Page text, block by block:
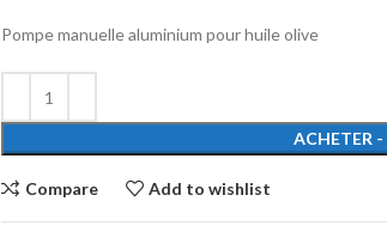
Pompe manuelle aluminium pour huile olive
Compare Add to wishlist